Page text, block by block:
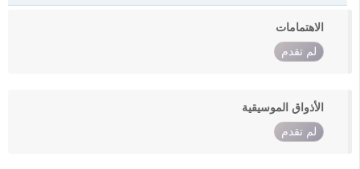
الاهتمامات
لم تقدم
الأذواق الموسيقية
لم تقدم